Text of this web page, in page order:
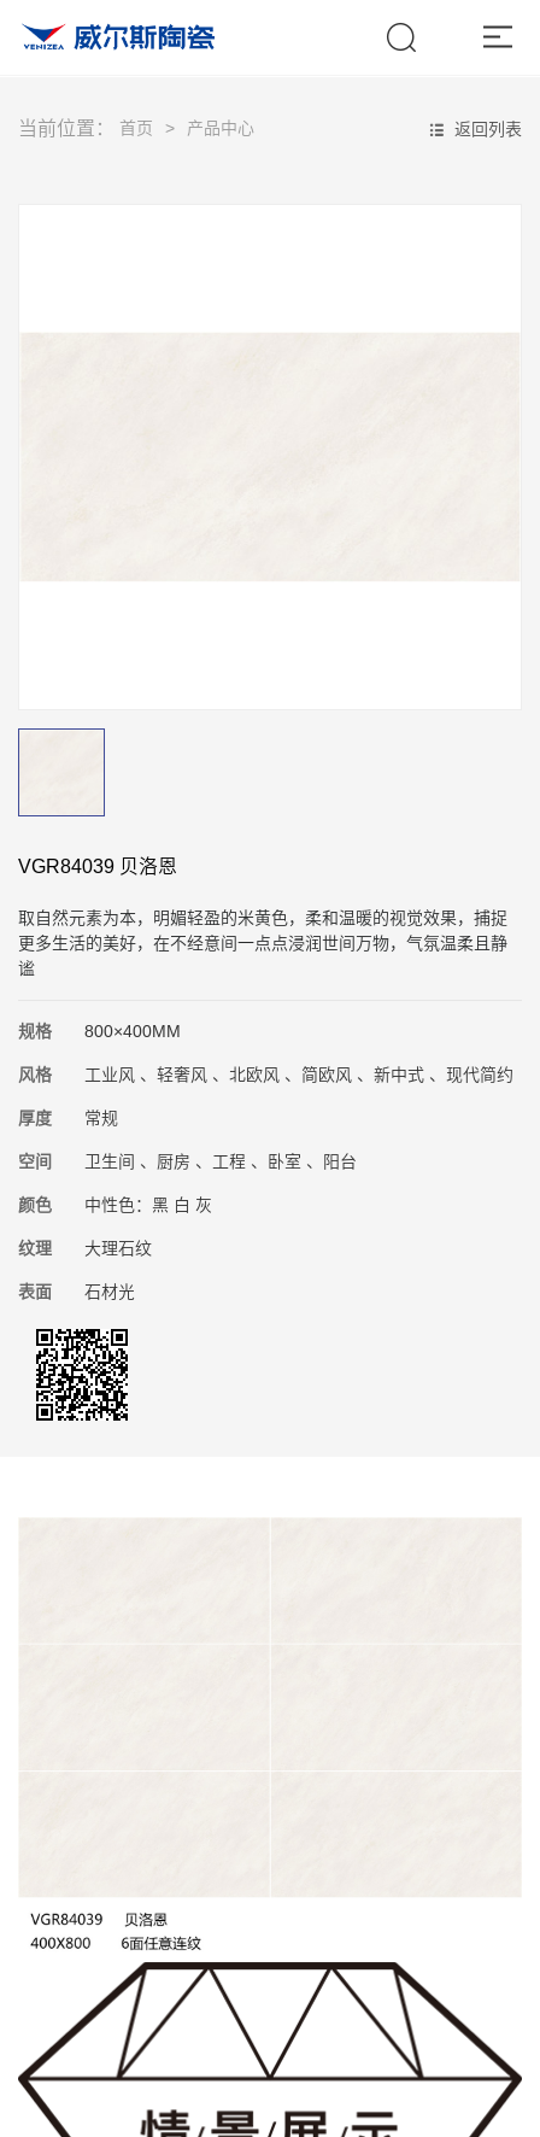
当前位置： 首页 产品中心 返回列表
VGR84039 贝洛恩
取自然元素为本，明媚轻盈的米黄色，柔和温暖的视觉效果，捕捉
更多生活的美好，在不经意间一点点浸润世间万物，气氛温柔且静
谧
规格 800×400MM
风格 工业风 、轻奢风 、北欧风 、简欧风 、新中式 、现代简约
厚度 常规
空间 卫生间 、厨房 、工程 、卧室 、阳台
颜色 中性色：黑 白 灰
纹理 大理石纹
表面 石材光